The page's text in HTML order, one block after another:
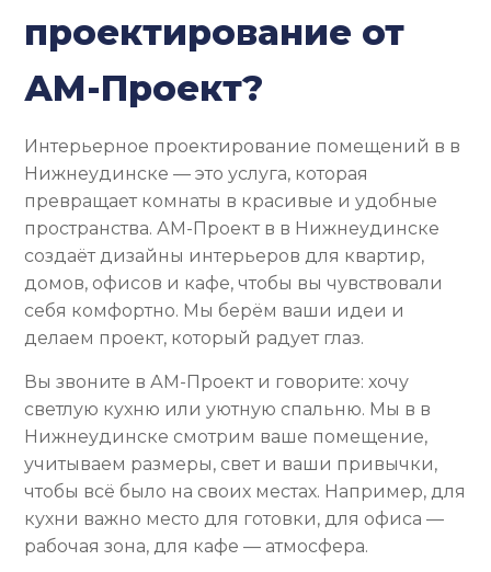
проектирование от
АМ-Проект?
Интерьерное проектирование помещений в в
Нижнеудинске — это услуга, которая
превращает комнаты в красивые и удобные
пространства. АМ-Проект в в Нижнеудинске
создаёт дизайны интерьеров для квартир,
домов, офисов и кафе, чтобы вы чувствовали
себя комфортно. Мы берём ваши идеи и
делаем проект, который радует глаз.
Вы звоните в АМ-Проект и говорите: хочу
светлую кухню или уютную спальню. Мы в в
Нижнеудинске смотрим ваше помещение,
учитываем размеры, свет и ваши привычки,
чтобы всё было на своих местах. Например, для
кухни важно место для готовки, для офиса —
рабочая зона, для кафе — атмосфера.